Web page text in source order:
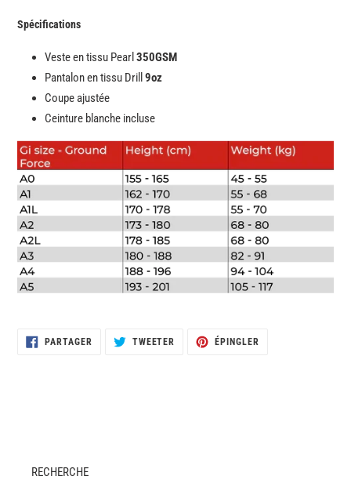
Spécifications
Veste en tissu Pearl 350GSM
Pantalon en tissu Drill 9oz
Coupe ajustée
Ceinture blanche incluse
PARTAGER PARTAGERTWEETER TWEETERÉPINGLER
RECHERCHE